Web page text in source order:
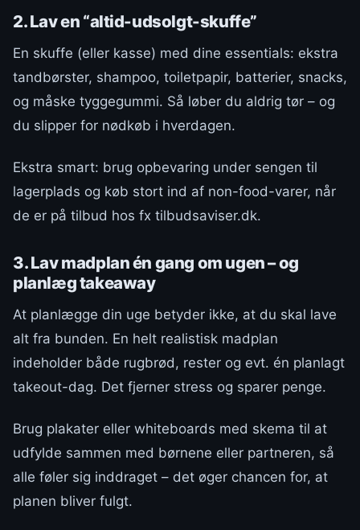
2. Lav en “altid-udsolgt-skuffe”
En skuffe (eller kasse) med dine essentials: ekstra
tandbørster, shampoo, toiletpapir, batterier, snacks,
og måske tyggegummi. Så løber du aldrig tør – og
du slipper for nødkøb i hverdagen.
Ekstra smart: brug opbevaring under sengen til
lagerplads og køb stort ind af non-food-varer, når
de er på tilbud hos fx tilbudsaviser.dk.
3. Lav madplan én gang om ugen – og
planlæg takeaway
At planlægge din uge betyder ikke, at du skal lave
alt fra bunden. En helt realistisk madplan
indeholder både rugbrød, rester og evt. én planlagt
takeout-dag. Det fjerner stress og sparer penge.
Brug plakater eller whiteboards med skema til at
udfylde sammen med børnene eller partneren, så
alle føler sig inddraget – det øger chancen for, at
planen bliver fulgt.